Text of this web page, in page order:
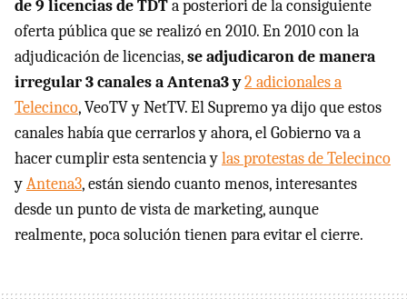
de 9 licencias de TDTa posteriori de la consiguiente
oferta pública que se realizó en 2010. En 2010 con la
adjudicación de licencias,se adjudicaron de manera
irregular 3 canales a Antena3 y2 adicionales a
Telecinco, VeoTV y NetTV. El Supremo ya dijo que estos
canales había que cerrarlos y ahora, el Gobierno va a
hacer cumplir esta sentencia ylas protestas de Telecinco
yAntena3, están siendo cuanto menos, interesantes
desde un punto de vista de marketing, aunque
realmente, poca solución tienen para evitar el cierre.